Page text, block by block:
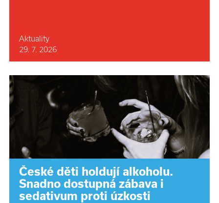
Aktuality
29. 7. 2026
České děti holdují alkoholu.
Snadno dostupná zábava i
sedativum proti úzkosti